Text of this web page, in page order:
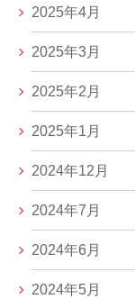
2025年4月
2025年3月
2025年2月
2025年1月
2024年12月
2024年7月
2024年6月
2024年5月